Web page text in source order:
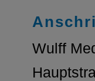
Wulff